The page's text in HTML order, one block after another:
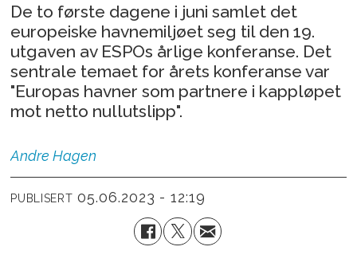
De to første dagene i juni samlet det
europeiske havnemiljøet seg til den 19.
utgaven av ESPOs årlige konferanse. Det
sentrale temaet for årets konferanse var
"Europas havner som partnere i kappløpet
mot netto nullutslipp".
Andre Hagen
PUBLISERT 05.06.2023 - 12:19